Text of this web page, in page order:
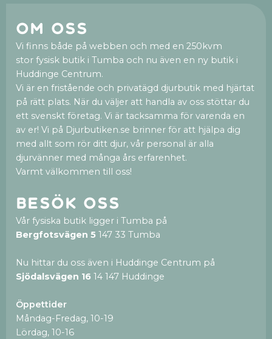
Om oss
Vi finns både på webben och med en 250kvm
stor fysisk butik i Tumba och nu även en ny butik i
Huddinge Centrum.
Vi är en fristående och privatägd djurbutik med hjärtat
på rätt plats. När du väljer att handla av oss stöttar du
ett svenskt företag. Vi är tacksamma för varenda en
av er! Vi på Djurbutiken.se brinner för att hjälpa dig
med allt som rör ditt djur, vår personal är alla
djurvänner med många års erfarenhet.
Varmt välkommen till oss!
Besök oss
Vår fysiska butik ligger i Tumba på
Bergfotsvägen 5 147 33 Tumba
Nu hittar du oss även i Huddinge Centrum på
Sjödalsvägen 16 14 147 Huddinge
Öppettider
Måndag-Fredag, 10-19
Lördag, 10-16